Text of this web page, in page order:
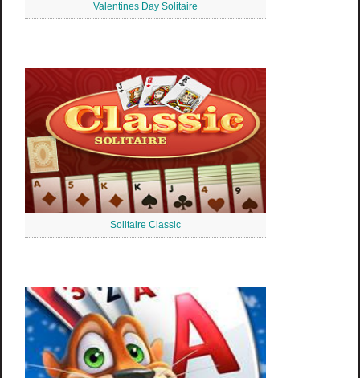
Valentines Day Solitaire
Solitaire Classic